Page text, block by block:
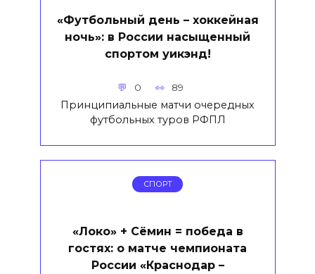
«Футбольный день – хоккейная
ночь»: в России насыщенный
спортом уикэнд!
0 89
Принципиальные матчи очередных
футбольных туров РФПЛ
СПОРТ
«Локо» + Сёмин = победа в
гостях: о матче чемпионата
России «Краснодар –